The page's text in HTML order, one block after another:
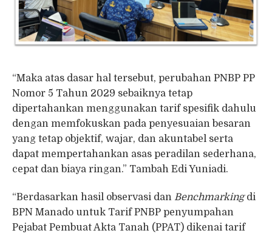
“Maka atas dasar hal tersebut, perubahan PNBP PP
Nomor 5 Tahun 2029 sebaiknya tetap
dipertahankan menggunakan tarif spesifik dahulu
dengan memfokuskan pada penyesuaian besaran
yang tetap objektif, wajar, dan akuntabel serta
dapat mempertahankan asas peradilan sederhana,
cepat dan biaya ringan.” Tambah Edi Yuniadi.
“Berdasarkan hasil observasi dan Benchmarkingdi
BPN Manado untuk Tarif PNBP penyumpahan
Pejabat Pembuat Akta Tanah (PPAT) dikenai tarif